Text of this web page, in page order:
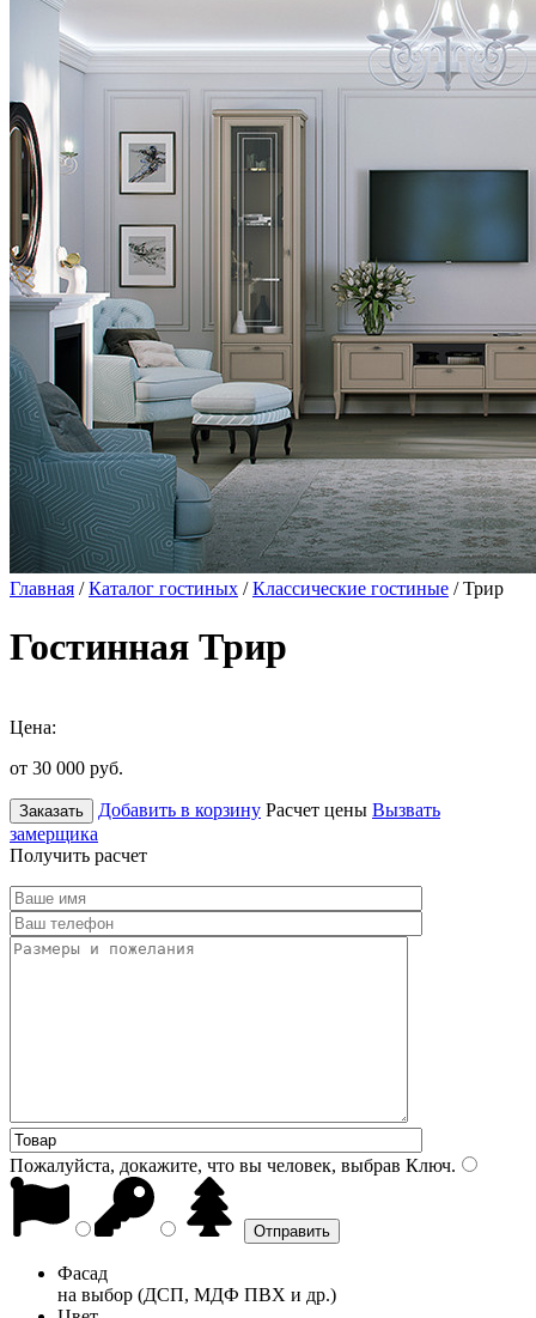
Главная /Каталог гостиных /Классические гостиные / Трир
Гостинная Трир
Цена:
от 30 000 руб.
Заказать Добавить в корзину Расчет цены Вызвать
замерщика
Получить расчет
Пожалуйста, докажите, что вы человек, выбрав Ключ.
Фасад
на выбор (ДСП, МДФ ПВХ и др.)